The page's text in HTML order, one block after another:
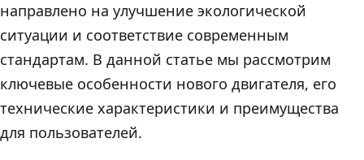
направлено на улучшение экологической
ситуации и соответствие современным
стандартам. В данной статье мы рассмотрим
ключевые особенности нового двигателя, его
технические характеристики и преимущества
для пользователей.